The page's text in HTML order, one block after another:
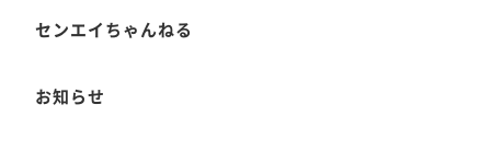
センエイちゃんねる
お知らせ